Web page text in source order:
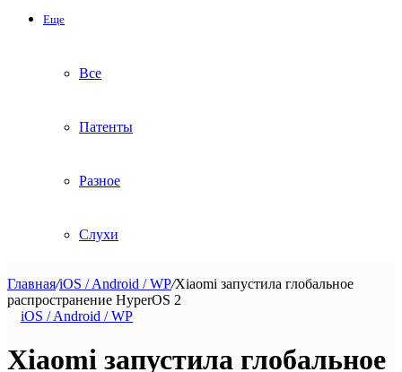
Еще
Все
Патенты
Разное
Слухи
Главная/iOS / Android / WP/Xiaomi запустила глобальное
распространение HyperOS 2
iOS / Android / WP
Xiaomi запустила глобальное